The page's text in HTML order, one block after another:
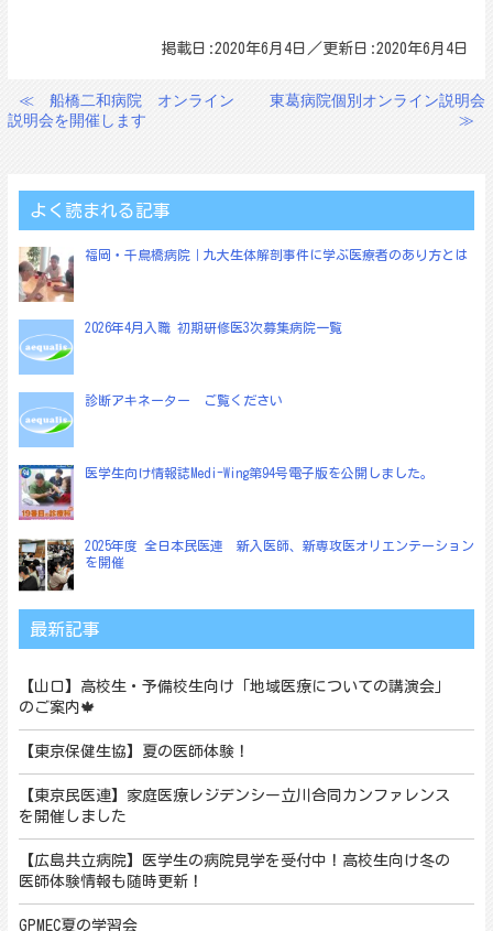
掲載日:2020年6月4日／更新日:2020年6月4日
投
ゲ
ー
シ
ョ
ン
≪
船橋二和病院 オンライン
説明会を開催します
東葛病院個別オンライン説明会
≫
よく読まれる記事
福岡・千鳥橋病院｜九大生体解剖事件に学ぶ医療者のあり方とは
2026年4月入職 初期研修医3次募集病院一覧
診断アキネーター ご覧ください
医学生向け情報誌Medi-Wing第94号電子版を公開しました。
2025年度 全日本民医連 新入医師、新専攻医オリエンテーション
を開催
最新記事
【山口】高校生・予備校生向け「地域医療についての講演会」
のご案内🍁
【東京保健生協】夏の医師体験！
【東京民医連】家庭医療レジデンシー立川合同カンファレンス
を開催しました
【広島共立病院】医学生の病院見学を受付中！高校生向け冬の
医師体験情報も随時更新！
GPMEC夏の学習会